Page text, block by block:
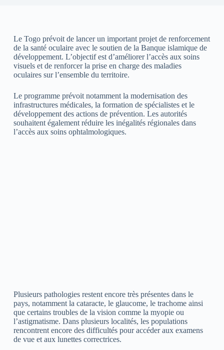
Le Togo prévoit de lancer un important projet de renforcement
de la santé oculaire avec le soutien de la Banque islamique de
développement. L’objectif est d’améliorer l’accès aux soins
visuels et de renforcer la prise en charge des maladies
oculaires sur l’ensemble du territoire.
Le programme prévoit notamment la modernisation des
infrastructures médicales, la formation de spécialistes et le
développement des actions de prévention. Les autorités
souhaitent également réduire les inégalités régionales dans
l’accès aux soins ophtalmologiques.
Plusieurs pathologies restent encore très présentes dans le
pays, notamment la cataracte, le glaucome, le trachome ainsi
que certains troubles de la vision comme la myopie ou
l’astigmatisme. Dans plusieurs localités, les populations
rencontrent encore des difficultés pour accéder aux examens
de vue et aux lunettes correctrices.